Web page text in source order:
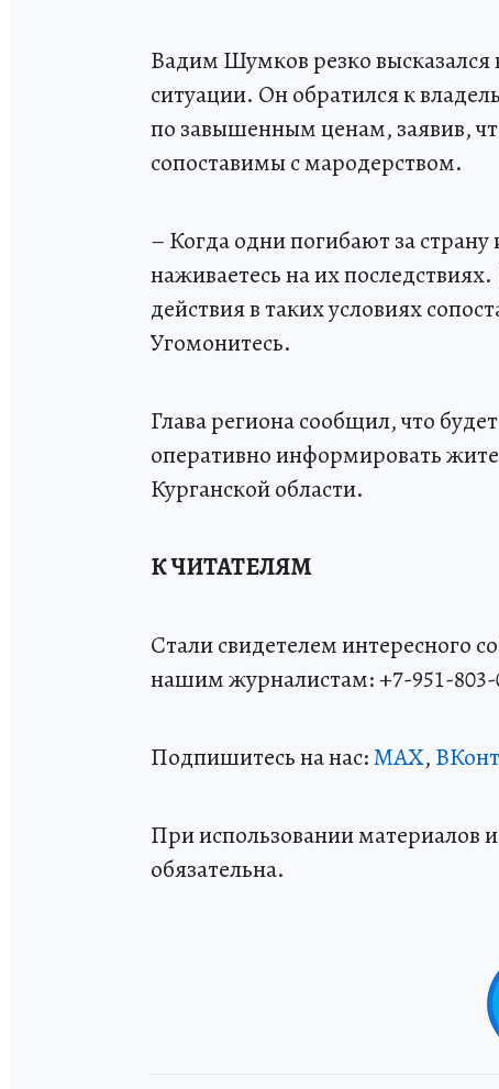
Вадим Шумков резко высказался
ситуации. Он обратился к
по завышенным ценам, заявив,
сопоставимы с мародерством.
– Когда одни погибают за
наживаетесь на их
действия в таких условиях
Угомонитесь.
Глава региона сообщил, что
оперативно информировать
Курганской области.
К ЧИТАТЕЛЯМ
Стали свидетелем интересного
нашим журналистам: +7-951-
Подпишитесь на нас:MAX,
При использовании материалов
обязательна.